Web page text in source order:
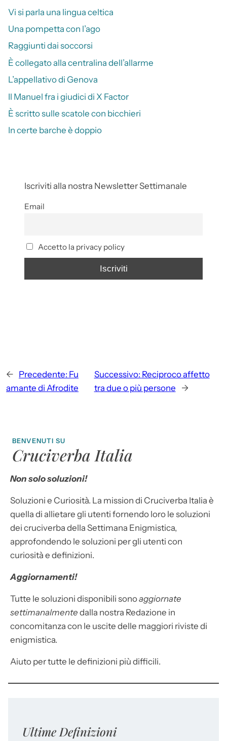
Vi si parla una lingua celtica
Una pompetta con l’ago
Raggiunti dai soccorsi
È collegato alla centralina dell’allarme
L’appellativo di Genova
Il Manuel fra i giudici di X Factor
È scritto sulle scatole con bicchieri
In certe barche è doppio
Iscriviti alla nostra Newsletter Settimanale
Email
Accetto la privacy policy
← Precedente: Fu
amante di Afrodite
Successivo: Reciproco affetto
tra due o più persone
→
BENVENUTI SU
Cruciverba Italia
Non solo soluzioni!
Soluzioni e Curiosità. La mission di Cruciverba Italia è
quella di allietare gli utenti fornendo loro le soluzioni
dei cruciverba della Settimana Enigmistica,
approfondendo le soluzioni per gli utenti con
curiosità e definizioni.
Aggiornamenti!
Tutte le soluzioni disponibili sonoaggiornate
settimanalmente dalla nostra Redazione in
concomitanza con le uscite delle maggiori riviste di
enigmistica.
Aiuto per tutte le definizioni più difficili.
Ultime Definizioni